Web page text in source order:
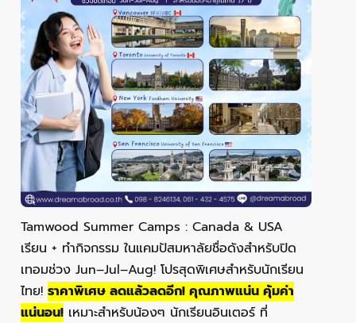
Tamwood Summer Camps : Canada & USA
เรียน + ทำกิจกรรม ในแคมปัสมหาลัยชื่อดังสำหรับปิด
เทอมช่วง Jun–Jul–Aug! โปรสุดพิเศษสำหรับนักเรียน
ไทย! ราคาพิเศษ ลดแล้วลดอีก! คุณภาพแน่น คุ้มค่า
แน่นอน! เหมาะสำหรับน้องๆ นักเรียนอินเตอร์ ที่